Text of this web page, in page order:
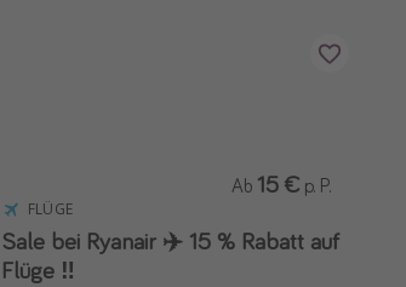
FLÜGE
Sale bei Ryanair ✈️ 15 % Rabatt auf
Flüge ‼️
Ab 15 € p. P.